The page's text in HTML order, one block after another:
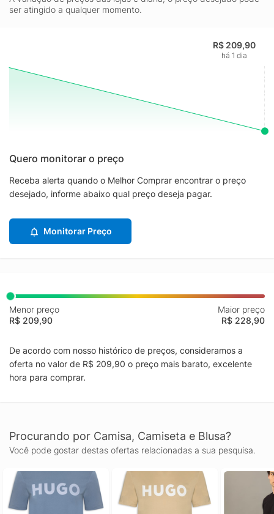
ser atingido a qualquer momento.
R$ 209,90
há 1 dia
Quero monitorar o preço
Receba alerta quando o Melhor Comprar encontrar o preço
desejado, informe abaixo qual preço deseja pagar.
Monitorar Preço
Menor preço
R$ 209,90
Maior preço
R$ 228,90
De acordo com nosso histórico de preços, consideramos a
oferta no valor de R$ 209,90 o preço mais barato, excelente
hora para comprar.
Procurando por Camisa, Camiseta e Blusa?
Você pode gostar destas ofertas relacionadas a sua pesquisa.